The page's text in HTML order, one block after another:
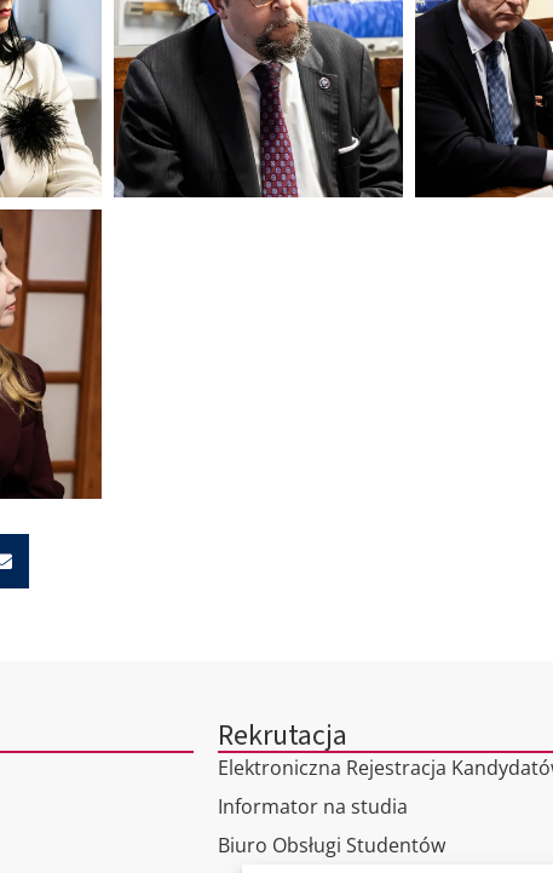
Rekrutacja
Elektroniczna Rejestracja
Informator na studia
Biuro Obsługi Studentów